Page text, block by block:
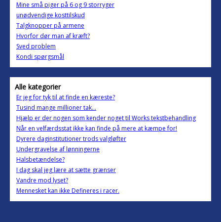
Mine små piger på 6 og 9 storryger
unødvendige kosttilskud
Talgknopper på armene
Hvorfor dør man af kræft?
Sved problem
Kondi spørgsmål
Alle kategorier
Er jeg for tyk til at finde en kæreste?
Tusind mange millioner tak...
Hjælp er der nogen som kender noget til Works tekstbehandling
Når en velfærdsstat ikke kan finde på mere at kæmpe for!
Dyrere daginstitutioner trods valgløfter
Undergravelse af lønningerne
Halsbetændelse?
I dag skal jeg lære at sætte grænser
Vandre mod lyset?
Mennesket kan ikke Defineres i racer.